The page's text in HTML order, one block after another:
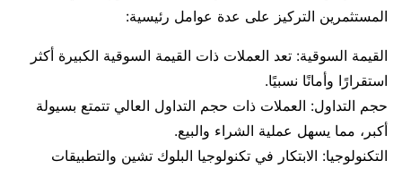
المستثمرين التركيز على عدة عوامل رئيسية:
القيمة السوقية: تعد العملات ذات القيمة السوقية الكبيرة أكثر
استقرارًا وأمانًا نسبيًا.
حجم التداول: العملات ذات حجم التداول العالي تتمتع بسيولة
أكبر، مما يسهل عملية الشراء والبيع.
التكنولوجيا: الابتكار في تكنولوجيا البلوك تشين والتطبيقات